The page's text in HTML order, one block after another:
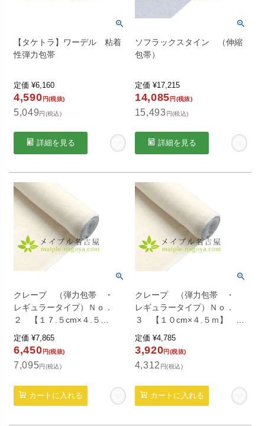
【タケトラ】ワーデル 粘着
性弾力包帯
定価 ¥6,160
4,590 円(税抜)
5,049 円(税込)
詳細を見る
ソフラックスタイン （伸縮
包帯）
定価 ¥17,215
14,085 円(税抜)
15,493 円(税込)
詳細を見る
クレープ （弾力包帯 ・
レギュラータイプ）Ｎｏ．
２ 【１７.５cm×４.５
ｍ】 ６巻入り
定価 ¥7,865
6,450 円(税抜)
7,095円(税込)
カートに入れる
クレープ （弾力包帯 ・
レギュラータイプ）Ｎｏ．
３ 【１０cm×４.５ｍ】 ６
巻入り
定価 ¥4,785
3,920円(税抜)
4,312 円(税込)
カートに入れる